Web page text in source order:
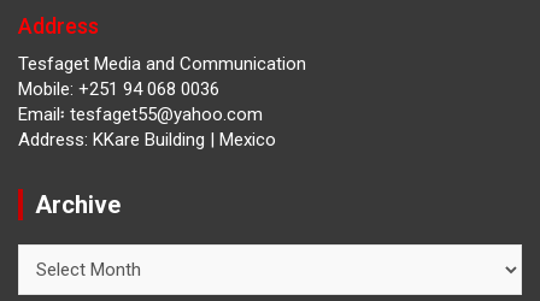
Address
Tesfaget Media and Communication
Mobile: +251 94 068 0036
Email፡ tesfaget55@yahoo.com
Address: KKare Building | Mexico
Archive